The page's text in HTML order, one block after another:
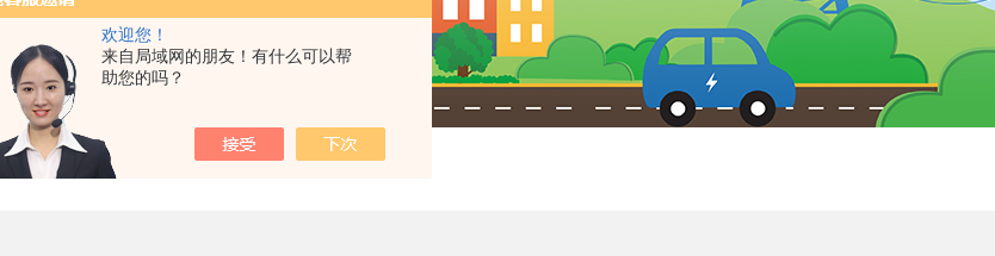
欢迎您！
来自局域网的朋友！有什么可以帮
助您的吗？
> 水电站10kV系统AM5SE-T配电变保护测控装置